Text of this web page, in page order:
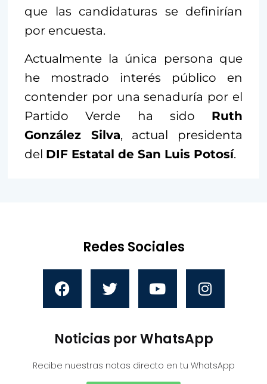
que las candidaturas se definirían
por encuesta.
Actualmente la única persona que
he mostrado interés público en
contender por una senaduría por el
Partido Verde ha sido Ruth
González Silva, actual presidenta
del DIF Estatal de San Luis Potosí.
Redes Sociales
Noticias por WhatsApp
Recibe nuestras notas directo en tu WhatsApp